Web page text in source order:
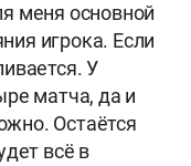
меня основной
игрока. Если
У
матча, да и
Остаётся
всё в